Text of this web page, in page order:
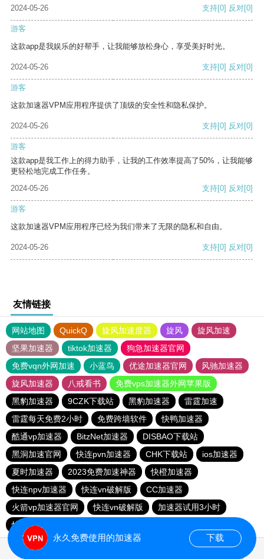
2024-05-26
支持[0] 反对[0]
游客
这款app是我娱乐的好帮手，让我能够放松身心，享受美好时光。
2024-05-26 支持[0] 反对[0]
游客
这款加速器VPM应用程序提供了顶级的安全性和隐私保护。
2024-05-26 支持[0] 反对[0]
游客
这款app是我工作上的得力助手，让我的工作效率提高了50%，让我能够
更轻松地完成工作任务。
2024-05-26
支持[0] 反对[0]
游客
这款加速器VPM应用程序已经为我们带来了无限的隐私和自由。
2024-05-26 支持[0] 反对[0]
友情链接
网站地图 QuickQ 旋风加速度器 旋风
旋风加速
坚果加速器
tiktok加速器
狗急加速器官网
免费vqn外网加速
小蓝鸟 优途加速器官网
风驰加速器
旋风加速器
八戒看书
免费vps加速器外网苹果版
黑豹加速器
9CZK下载站 黑豹加速器
雷霆加速
雷霆每天免费2小时
免费跨墙软件
快鸭加速器
酷通vp加速器
BitzNet加速器
DISBAO下载站
黑洞加速官网
快连pvn加速器 CHK下载站
ios加速器
夏时加速器
2023免费加速神器
快橙加速器
快连npv加速器
快连vn破解版
CC加速器
火箭vp加速器官网
快连vn破解版
加速器试用3小时
快鸭加速器
永久免费使用的加速器 下载